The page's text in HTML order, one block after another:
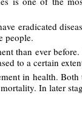
eradicated
people.
than ever
to a certain
in health.
In later